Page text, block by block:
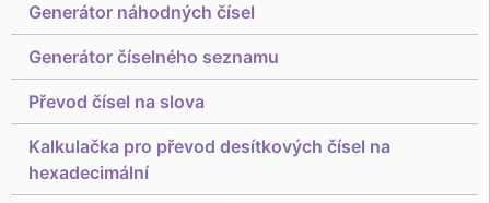
Generátor náhodných čísel
Generátor číselného seznamu
Převod čísel na slova
Kalkulačka pro převod desítkových čísel na
hexadecimální